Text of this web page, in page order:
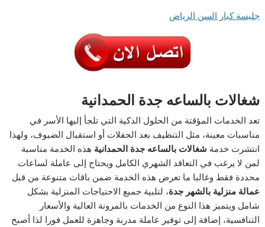
جليسة كبار السن الرياض
شغالات بالساعه جدة الحمدانية
تعد الخدمات المؤقتة من الحلول الذكية التي تلجأ إليها الأسر في
مناسبات معينة، مثل التنظيف بعد الحفلات أو استقبال الضيوف، ولهذا
انتشرت خدمة شغالات بالساعه جدة الحمدانية هذه الخدمة مناسبة
لمن لا يرغب في التعاقد الشهري الكامل ويحتاج إلى عاملة لساعات
محددة فقط وغالبا ما تعرض هذه الخدمة ضمن باقات متنوعة من قبل
عمالة منزلية بالشهر جدة، لتلبية جميع الاحتياجات المنزلية بشكل
شامل ويتميز هذا النوع من الخدمات بالمرونة العالية والأسعار
التنافسية، إضافة إلى توفير عاملة مدربة وجاهزة للعمل فورا لذا أصبح